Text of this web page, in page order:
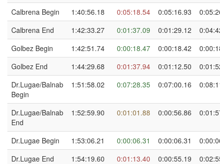
Calbrena Begin
1:40:56.18 0:05:18.54 0:05:16.93
Calbrena End
1:42:33.27 0:01:37.09 0:01:29.12
Golbez Begin
1:42:51.74 0:00:18.47 0:00:18.42
Golbez End
1:44:29.68 0:01:37.94 0:01:12.50
Dr.Lugae/Balnab
Begin
1:51:58.02 0:07:28.35 0:07:00.16
Dr.Lugae/Balnab
End
1:52:59.90 0:01:01.88 0:00:56.86
Dr.Lugae Begin 1:53:06.21 0:00:06.31 0:00:06.31
Dr.Lugae End
1:54:19.60 0:01:13.40 0:00:55.19